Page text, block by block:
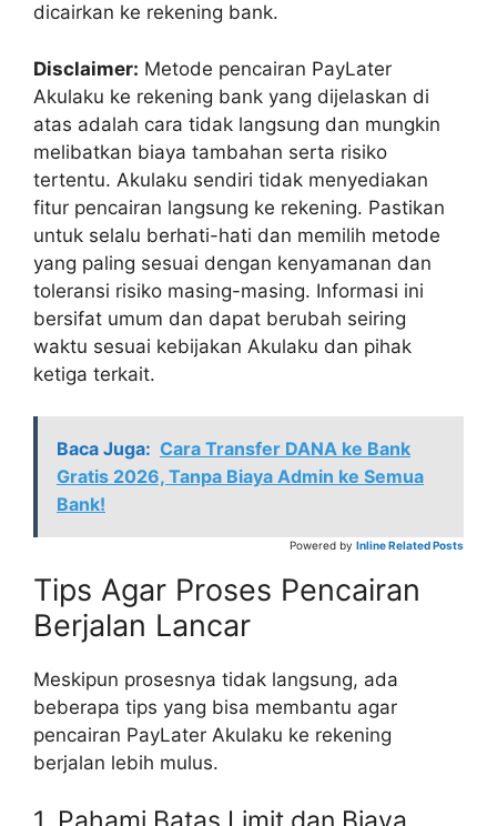
dicairkan ke rekening bank.
Disclaimer: Metode pencairan PayLater
Akulaku ke rekening bank yang dijelaskan di
atas adalah cara tidak langsung dan mungkin
melibatkan biaya tambahan serta risiko
tertentu. Akulaku sendiri tidak menyediakan
fitur pencairan langsung ke rekening. Pastikan
untuk selalu berhati-hati dan memilih metode
yang paling sesuai dengan kenyamanan dan
toleransi risiko masing-masing. Informasi ini
bersifat umum dan dapat berubah seiring
waktu sesuai kebijakan Akulaku dan pihak
ketiga terkait.
Baca Juga: Cara Transfer DANA ke Bank
Gratis 2026, Tanpa Biaya Admin ke Semua
Bank!
Powered by Inline Related Posts
Tips Agar Proses Pencairan
Berjalan Lancar
Meskipun prosesnya tidak langsung, ada
beberapa tips yang bisa membantu agar
pencairan PayLater Akulaku ke rekening
berjalan lebih mulus.